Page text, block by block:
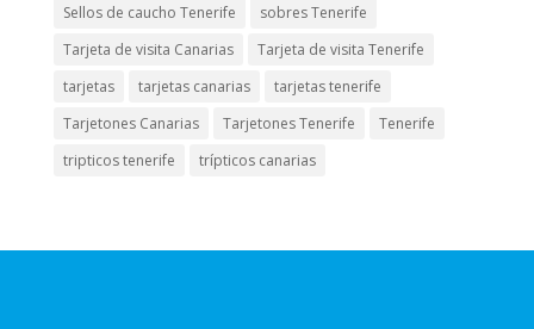
Sellos de caucho Tenerife
sobres Tenerife
Tarjeta de visita Canarias
Tarjeta de visita Tenerife
tarjetas
tarjetas canarias
tarjetas tenerife
Tarjetones Canarias
Tarjetones Tenerife
Tenerife
tripticos tenerife
trípticos canarias